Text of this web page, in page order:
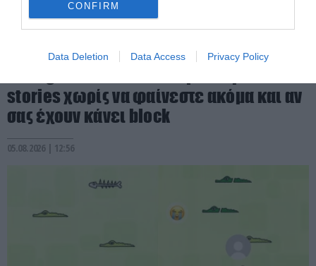
CONFIRM
Data Deletion Data Access Privacy Policy
PRONEWS.GR / ΤΕΧΝΟΛΟΓΙΑ
stories χωρίς να φαίνεστε ακόμα και αν
σας έχουν κάνει block
05.08.2026 | 12:56